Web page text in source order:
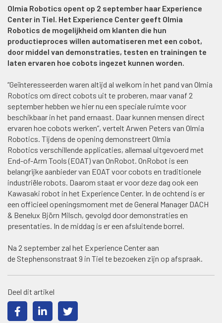
Olmia Robotics opent op 2 september haar Experience
Center in Tiel. Het Experience Center geeft Olmia
Robotics de mogelijkheid om klanten die hun
productieproces willen automatiseren met een cobot,
door middel van demonstraties, testen en trainingen te
laten ervaren hoe cobots ingezet kunnen worden.
“Geïnteresseerden waren altijd al welkom in het pand van Olmia
Robotics om direct cobots uit te proberen, maar vanaf 2
september hebben we hier nu een speciale ruimte voor
beschikbaar in het pand ernaast. Daar kunnen mensen direct
ervaren hoe cobots werken”, vertelt Arwen Peters van Olmia
Robotics. Tijdens de opening demonstreert Olmia
Robotics verschillende applicaties, allemaal uitgevoerd met
End-of-Arm Tools (EOAT) van OnRobot. OnRobot is een
belangrijke aanbieder van EOAT voor cobots en traditionele
industriële robots. Daarom staat er voor deze dag ook een
Kawasaki robot in het Experience Center. In de ochtend is er
een officieel openingsmoment met de General Manager DACH
& Benelux Björn Milsch, gevolgd door demonstraties en
presentaties. In de middag is er een afsluitende borrel.
Na 2 september zal het Experience Center aan
de Stephensonstraat 9 in Tiel te bezoeken zijn op afspraak.
Deel dit artikel